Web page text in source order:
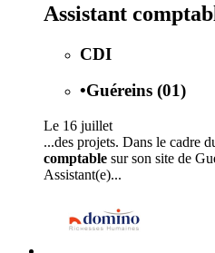
Assistant
CDI
•Guéreins (01)
Le 16 juillet
...des projets. Dans le cadre
comptable sur son site de
Assistant(e)...